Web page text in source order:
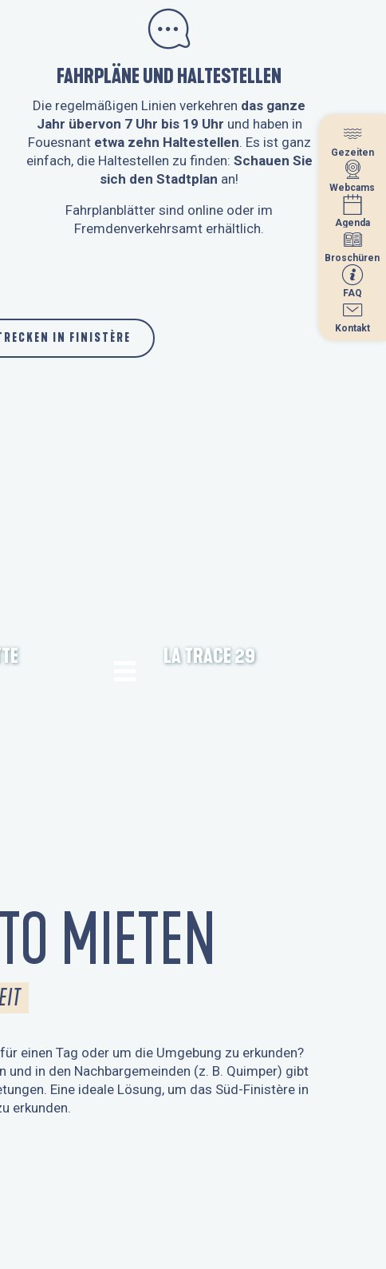
Gezeiten
Gezeiten
Webcams
Agenda
Broschüren
FAQ
Kontakt
Kontakt
FAHRPLÄNE UND HALTESTELLEN
Die regelmäßigen Linien verkehren das ganze
Jahr übervon 7 Uhr bis 19 Uhr und haben in
Fouesnant etwa zehn Haltestellen. Es ist ganz
einfach, die Haltestellen zu finden: Schauen Sie
sich den Stadtplan an!
Fahrplanblätter sind online oder im
Fremdenverkehrsamt erhältlich.
IN FINISTÈRE
LA TRACE 29
MIETEN
einen Tag oder um die Umgebung zu erkunden?
und in den Nachbargemeinden (z. B. Quimper) gibt
Eine ideale Lösung, um das Süd-Finistère in
erkunden.